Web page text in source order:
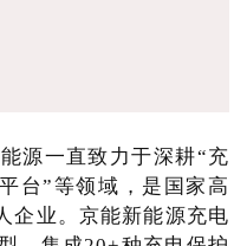
源一直致力于深耕“充
台”等领域，是国家高
企业。京能新能源充电